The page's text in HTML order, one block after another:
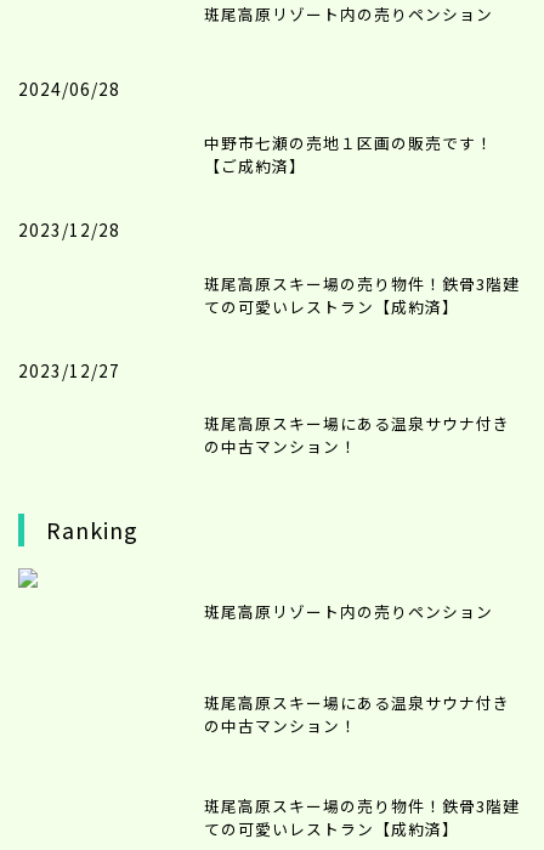
斑尾高原リゾート内の売りペンション
2024/06/28
中野市七瀬の売地１区画の販売です！
【ご成約済】
2023/12/28
斑尾高原スキー場の売り物件！鉄骨3階建
ての可愛いレストラン【成約済】
2023/12/27
斑尾高原スキー場にある温泉サウナ付き
の中古マンション！
Ranking
斑尾高原リゾート内の売りペンション
斑尾高原スキー場にある温泉サウナ付き
の中古マンション！
斑尾高原スキー場の売り物件！鉄骨3階建
ての可愛いレストラン【成約済】